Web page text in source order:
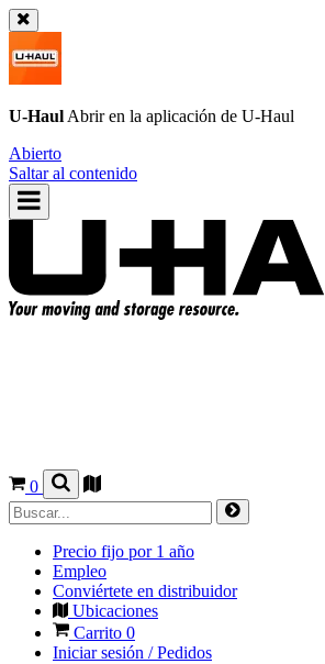
U-Haul Abrir en la aplicación de U-Haul
Abierto
Saltar al contenido
0
Precio fijo por 1 año
Empleo
Conviértete en distribuidor
Ubicaciones
Carrito 0
Iniciar sesión / Pedidos